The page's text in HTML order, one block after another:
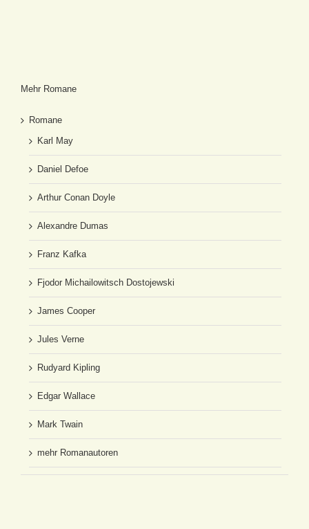
Mehr Romane
Romane
Karl May
Daniel Defoe
Arthur Conan Doyle
Alexandre Dumas
Franz Kafka
Fjodor Michailowitsch Dostojewski
James Cooper
Jules Verne
Rudyard Kipling
Edgar Wallace
Mark Twain
mehr Romanautoren